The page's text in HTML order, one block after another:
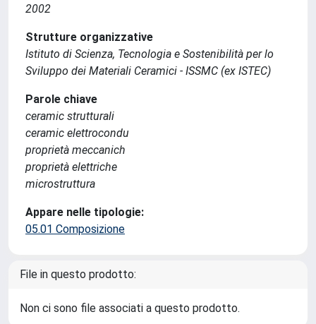
2002
Strutture organizzative
Istituto di Scienza, Tecnologia e Sostenibilità per lo
Sviluppo dei Materiali Ceramici - ISSMC (ex ISTEC)
Parole chiave
ceramic strutturali
ceramic elettrocondu
proprietà meccanich
proprietà elettriche
microstruttura
Appare nelle tipologie:
05.01 Composizione
File in questo prodotto:
Non ci sono file associati a questo prodotto.